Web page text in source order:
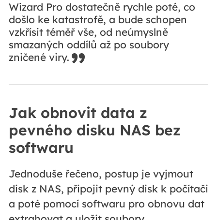
Wizard Pro dostatečně rychle poté, co
došlo ke katastrofě, a bude schopen
vzkřísit téměř vše, od neúmyslně
smazaných oddílů až po soubory
zničené viry.
Jak obnovit data z
pevného disku NAS bez
softwaru
Jednoduše řečeno, postup je vyjmout
disk z NAS, připojit pevný disk k počítači
a poté pomocí softwaru pro obnovu dat